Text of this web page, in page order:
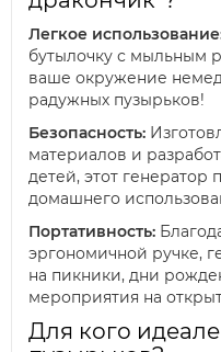
Легкое
бутылочку с мыльным
ваше окружение
радужных пузырьков!
Безопасность:
материалов и
детей, этот генератор
домашнего
Портативность:
эргономичной ручке,
на пикники, дни
мероприятия на
Для кого